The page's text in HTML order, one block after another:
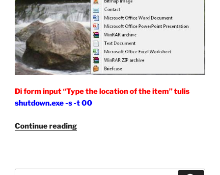
Di form input “Type the location of the item” tulis
shutdown.exe -s -t 00
Continue reading“Membuat